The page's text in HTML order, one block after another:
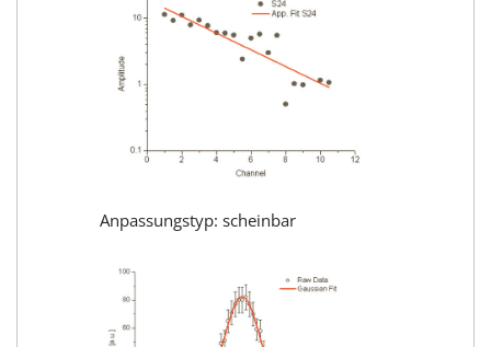
Anpassungstyp: scheinbar